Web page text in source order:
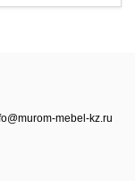
mebel-kz.ru